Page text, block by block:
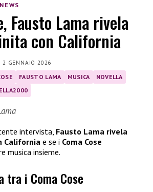
NEWS
Fausto Lama rivela
con California
2 GENNAIO 2026
FAUSTO LAMA MUSICA
NOVELLA
intervista, Fausto Lama rivela
California e se i Coma Cose
musica insieme.
tra i Coma Cose